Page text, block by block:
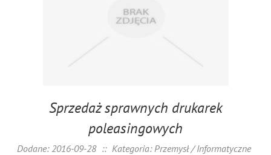
Sprzedaż sprawnych drukarek
poleasingowych
Dodane: 2016-09-28 :: Kategoria: Przemysł / Informatyczne